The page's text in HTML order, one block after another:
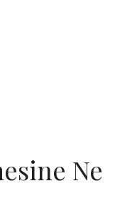
Ne